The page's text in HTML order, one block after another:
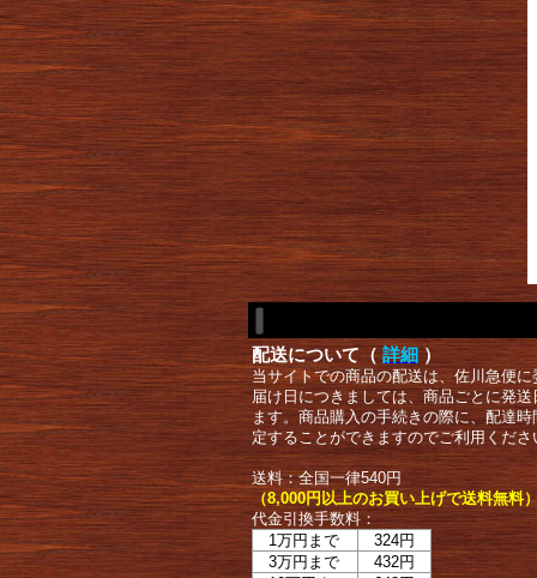
配送について（ 詳細 ）
当サイトでの商品の配送は、佐川急便
届け日につきましては、商品ごとに発
ます。商品購入の手続きの際に、配達
定することができますのでご利用くださ
送料：全国一律540円
（8,000円以上のお買い上げで送料無料
代金引換手数料：
1万円まで
324円
3万円まで
432円